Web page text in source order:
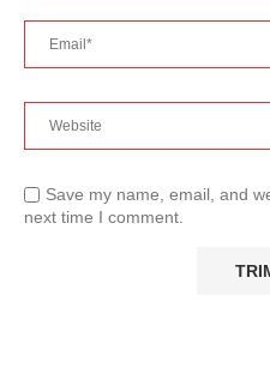
Save my name, email, and
next time I comment.